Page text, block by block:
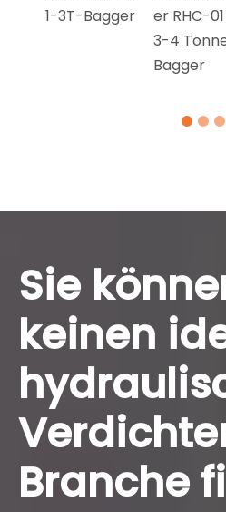
1-3T-Bagger
er RHC-
3-4
Bagger
Sie
keinen
Branche